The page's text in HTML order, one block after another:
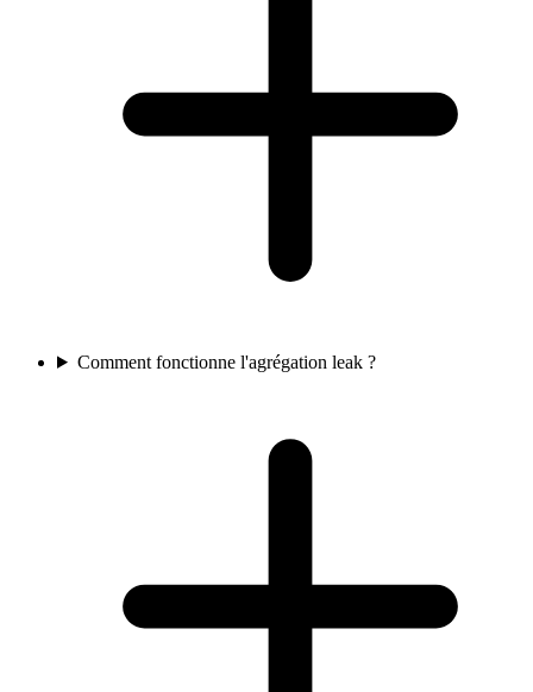
Comment fonctionne l'agrégation leak ?